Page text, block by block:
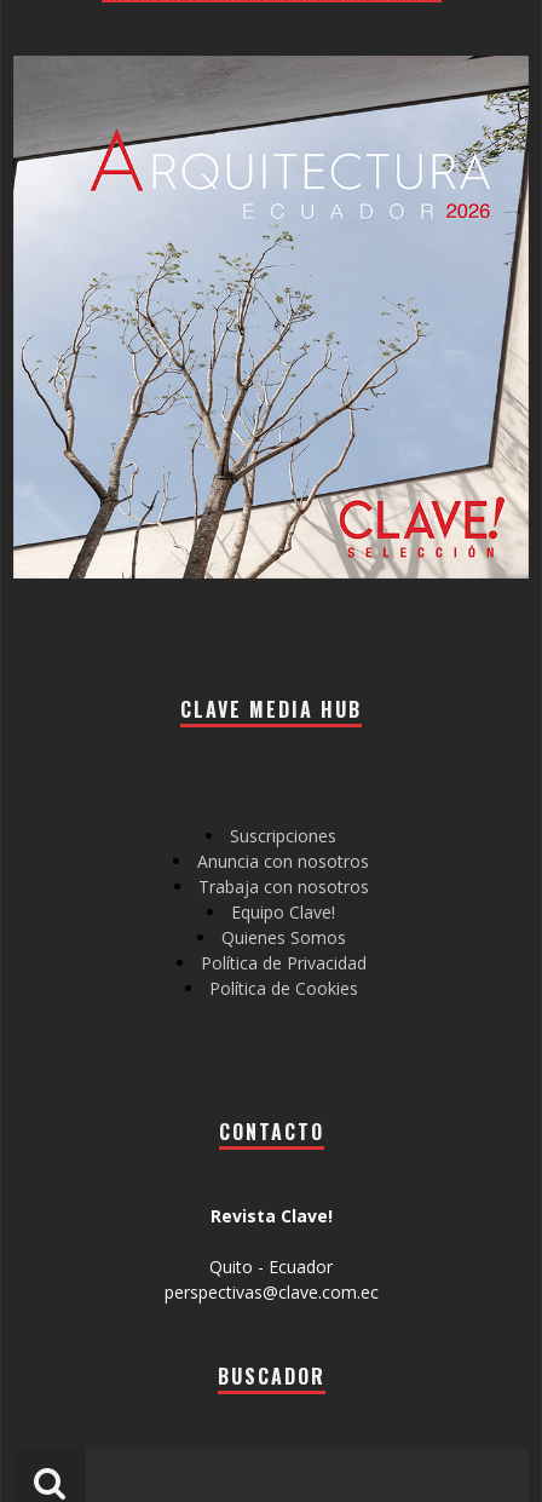
CLAVE MEDIA HUB
Suscripciones
Anuncia con nosotros
Trabaja con nosotros
Equipo Clave!
Quienes Somos
Política de Privacidad
Política de Cookies
CONTACTO
Revista Clave!
Quito - Ecuador
perspectivas@clave.com.ec
BUSCADOR